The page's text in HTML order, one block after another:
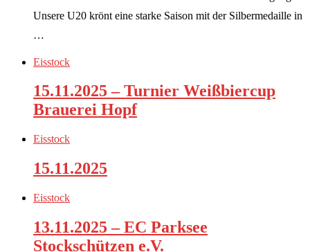
Unsere U20 krönt eine starke Saison mit der Silbermedaille in
…
Eisstock
15.11.2025 – Turnier Weißbiercup
Brauerei Hopf
Eisstock
15.11.2025
Eisstock
13.11.2025 – EC Parksee
Stockschützen e.V.